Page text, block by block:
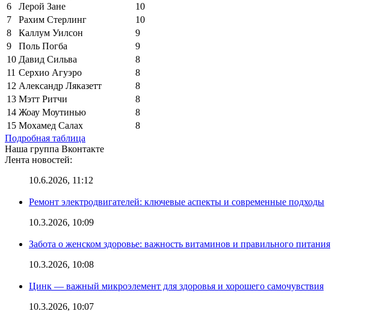
6
Лерой Зане
10
7
Рахим Стерлинг
10
8
Каллум Уилсон
9
9
Поль Погба
9
10 Давид Сильва
8
11 Серхио Агуэро
8
12 Александр Ляказетт
8
13 Мэтт Ритчи
8
14 Жоау Моутинью
8
15 Мохамед Салах
8
Подробная таблица
Наша группа Вконтакте
Лента новостей:
10.6.2026, 11:12
Ремонт электродвигателей: ключевые аспекты и современные подходы
10.3.2026, 10:09
Забота о женском здоровье: важность витаминов и правильного питания
10.3.2026, 10:08
Цинк — важный микроэлемент для здоровья и хорошего самочувствия
10.3.2026, 10:07